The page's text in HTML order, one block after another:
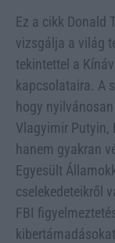
Ez a cikk Donald
vizsgálja a világ
tekintettel a
kapcsolataira. A
hogy
Vlagyimir Putyin,
hanem gyakran
Egyesült
cselekedeteikről
FBI